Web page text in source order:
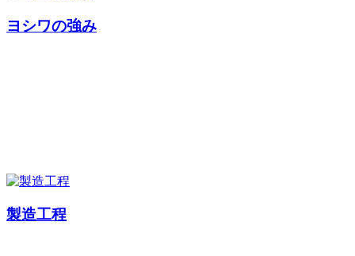
ヨシワの強み
製造工程